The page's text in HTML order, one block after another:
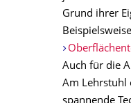
Grund ihrer
Auch für die
Am Lehrstuhl